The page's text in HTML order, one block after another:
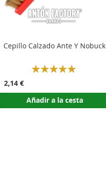
Cepillo Calzado Ante Y Nobuck
Rating:
2,14 €
Añadir a la cesta